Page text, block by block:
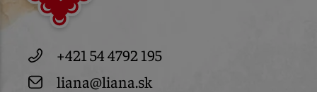
+421 54 4792 195
liana@liana.sk